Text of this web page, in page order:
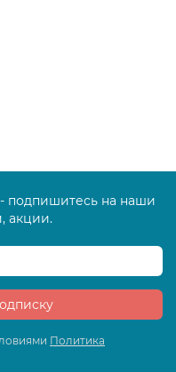
подпишитесь на наши
акции.
Политика